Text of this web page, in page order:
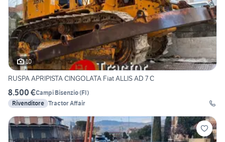
10
RUSPA APRIPISTA CINGOLATA Fiat ALLIS AD 7 C
8.500 €Campi Bisenzio(FI)
Rivenditore Tractor Affair